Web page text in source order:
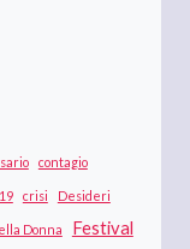
contagio
crisi Desideri
Donna Festival